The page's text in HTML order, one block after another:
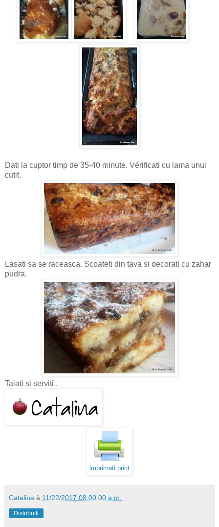
Dati la cuptor timp de 35-40 minute. Vérificati cu lama unui
cutit.
Lasati sa se raceasca. Scoateti din tava si decorati cu zahar
pudra.
Taiati si serviti .
imprimati print
Catalina à 11/22/2017 08:00:00 a.m.
Distribuiți